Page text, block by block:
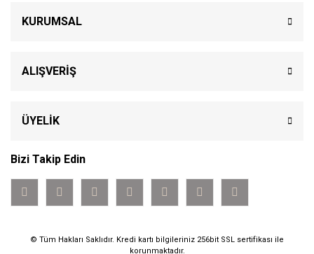
KURUMSAL
ALIŞVERİŞ
ÜYELİK
Bizi Takip Edin
© Tüm Hakları Saklıdır. Kredi kartı bilgileriniz 256bit SSL sertifikası ile
korunmaktadır.